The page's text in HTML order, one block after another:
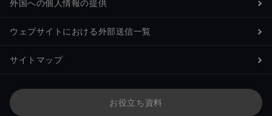
外国への個人情報の提供
ウェブサイトにおける外部送信一覧
サイトマップ
お役立ち資料